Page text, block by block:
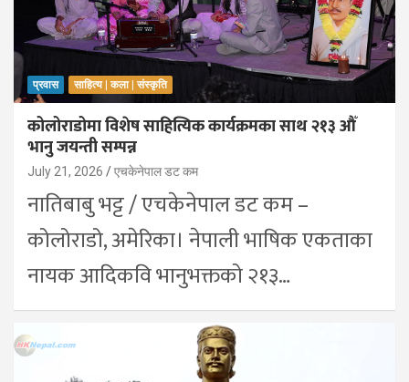
प्रवास साहित्य | कला | संस्कृति
कोलोराडोमा विशेष साहित्यिक कार्यक्रमका साथ २१३ औँ
भानु जयन्ती सम्पन्न
July 21, 2026 एचकेनेपाल डट कम
नातिबाबु भट्ट / एचकेनेपाल डट कम –
कोलोराडो, अमेरिका। नेपाली भाषिक एकताका
नायक आदिकवि भानुभक्तको २१३…